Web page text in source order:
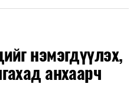
зочид, төлөөлөгчдийн
жолооч нарын үүрэг
үйлчилгээний соёл, ёс зүй,
нэгдсэн мэдээлэл
нэмэгдүүлэх,
анхаарч